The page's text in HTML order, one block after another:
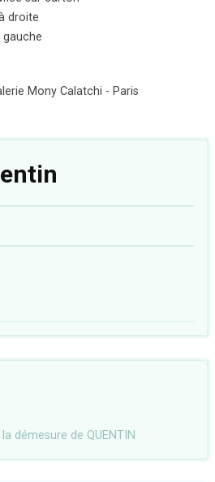
droite
Mony Calatchi - Paris
démesure de QUENTIN